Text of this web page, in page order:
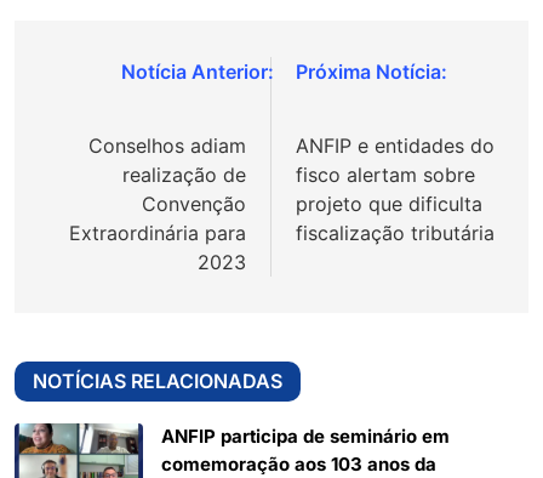
Navegação
Post
Conselhos adiam
realização de
Convenção
Extraordinária para
2023
ANFIP e entidades do
fisco alertam sobre
projeto que dificulta
fiscalização tributária
NOTÍCIAS RELACIONADAS
ANFIP participa de seminário em
comemoração aos 103 anos da